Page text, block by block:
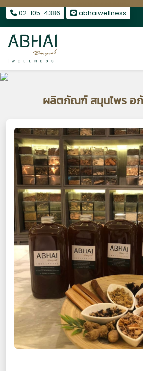
02-105-4386 abhaiwellness
ผลิตภัณฑ์ สมุนไพร อภั